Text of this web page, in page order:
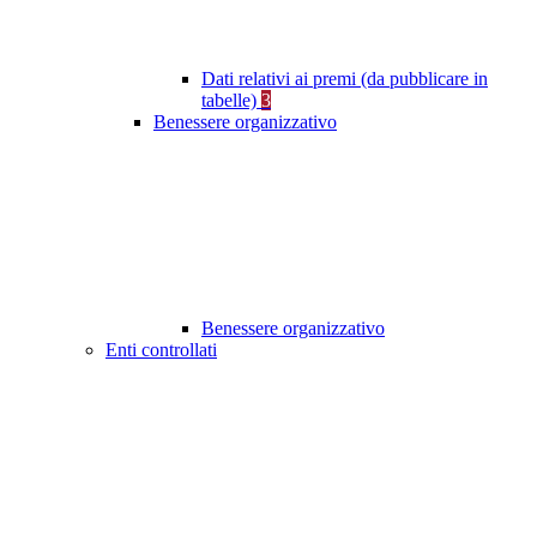
Dati relativi ai premi (da pubblicare in
tabelle) 3
Benessere organizzativo
Benessere organizzativo
Enti controllati